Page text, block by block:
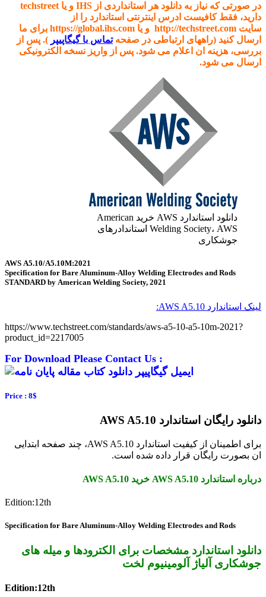
در صورتی که نیاز به دانلود هر استانداردی از IHS و یا techstreet
دارید، فقط کافیست ادرس اینترنتی استاندارد را از
سایت http://techstreet.com و یا https://global.ihs.com برای ما
ارسال کنید (راههای ارتباطی در صفحهتماس با گیگاپیپر ). پس از
بررسی، هزینه ان اعلام می شود. پس از واریز نسخه الکترونیکی
ارسال می شود.
دانلود استاندارد AWS خرید American
Welding Society، AWS استاندادرهای
جوشکاری
AWS A5.10/A5.10M:2021
Specification for Bare Aluminum-Alloy Welding Electrodes and Rods
STANDARD by American Welding Society, 2021
لینک استاندارد AWS A5.10:
https://www.techstreet.com/standards/aws-a5-10-a5-10m-2021?
product_id=2217005
For Download Please Contact Us :
Price : 8$
دانلود رایگان استاندارد AWS A5.10
برای اطمینان از کیفیت استاندارد AWS A5.10، چند صفحه ابتدایی
ان بصورت رایگان قرار داده شده است.
درباره استاندارد AWS A5.10 خرید AWS A5.10
Edition:12th
Specification for Bare Aluminum-Alloy Welding Electrodes and Rods
دانلود استاندارد مشخصات برای الکترودها و میله های
جوشکاری آلیاژ آلومینیوم لخت
Edition:12th